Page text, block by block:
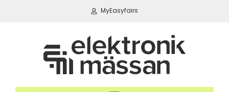
MyEasyfairs